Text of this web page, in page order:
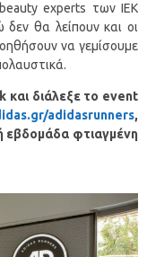
experts των ΙΕΚ
θα λείπουν και οι
να γεμίσουμε
και διάλεξε το event
adidasrunners,
εβδομάδα φτιαγμένη